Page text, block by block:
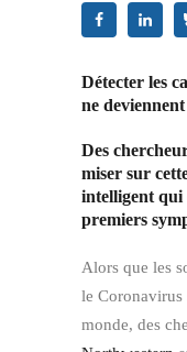
Détecter les
ne
Des
miser sur
intelligent qui
premiers
Alors que les
le Coronavirus
monde, des